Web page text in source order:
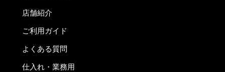
店舗紹介
ご利用ガイド
よくある質問
仕入れ・業務用